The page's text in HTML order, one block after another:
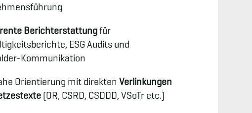
Berichterstattungfür
ESG Audits und
Kommunikation
Orientierung mit direkten Verlinkungen
(OR, CSRD, CSDDD, VSoTr etc.)